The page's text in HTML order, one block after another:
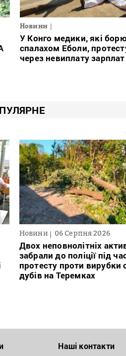
Новини
У Конго медики, які
спалахом Еболи,
через невиплату зарплат
Новини 06 Серпня 2026
Двох неповнолітніх
забрали до поліції під
протесту проти вирубки
дубів на Теремках
Наші контакти